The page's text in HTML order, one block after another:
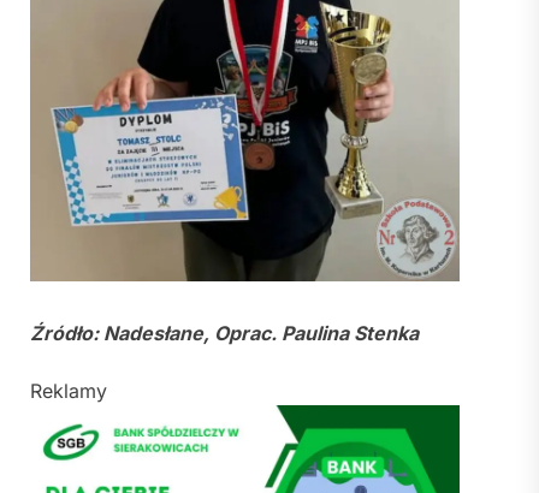
Źródło: Nadesłane, Oprac. Paulina Stenka
Reklamy